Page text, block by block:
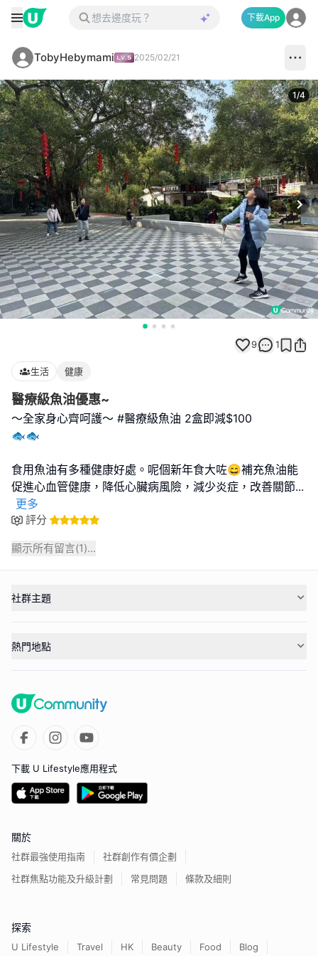
下載App
TobyHebymami 2025/02/21
1/4
9 1
生活 健康
醫療級魚油優惠~
～全家身心齊呵護～ #醫療級魚油 2盒即減$100
🐟🐟
食用魚油有多種健康好處。呢個新年食大咗😄補充魚油能
促進心血管健康，降低心臟病風險，減少炎症，改善關節...
更多
評分
顯示所有留言(1)...
社群主題
熱門地點
下載 U Lifestyle應用程式
關於
社群最強使用指南
社群創作有價企劃
社群焦點功能及升級計劃
常見問題 條款及細則
探索
U Lifestyle Travel HK Beauty Food Blog